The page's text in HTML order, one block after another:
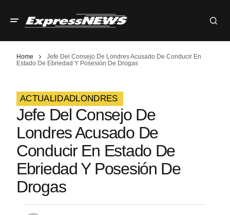
Home
Jefe Del Consejo De Londres Acusado De Conducir En
Estado De Ebriedad Y Posesión De Drogas
ACTUALIDADLONDRES
Jefe Del Consejo De
Londres Acusado De
Conducir En Estado De
Ebriedad Y Posesión De
Drogas